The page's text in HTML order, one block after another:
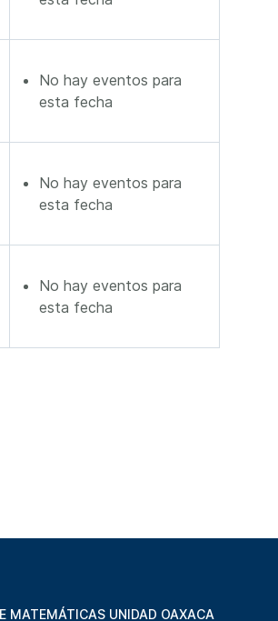
No hay eventos para
esta fecha
No hay eventos para
esta fecha
No hay eventos para
esta fecha
MATEMÁTICAS UNIDAD OAXACA